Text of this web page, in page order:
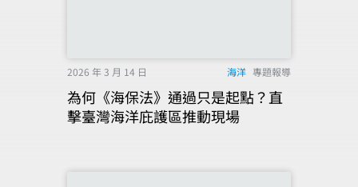
2026 年 3 月 14 日 海洋 專題報導
為何《海保法》通過只是起點？直
擊臺灣海洋庇護區推動現場